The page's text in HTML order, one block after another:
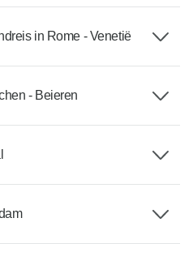
in Rome - Venetië
- Beieren